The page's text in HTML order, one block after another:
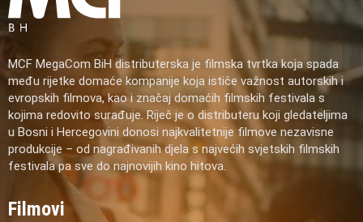
MCF MegaCom BiH distributerska je filmska tvrtka koja spada
među rijetke domaće kompanije koja ističe važnost autorskih i
evropskih filmova, kao i značaj domaćih filmskih festivala s
kojima redovito surađuje. Riječ je o distributeru koji gledateljima
u Bosni i Hercegovini donosi najkvalitetnije filmove nezavisne
produkcije – od nagrađivanih djela s najvećih svjetskih filmskih
festivala pa sve do najnovijih kino hitova.
Filmovi